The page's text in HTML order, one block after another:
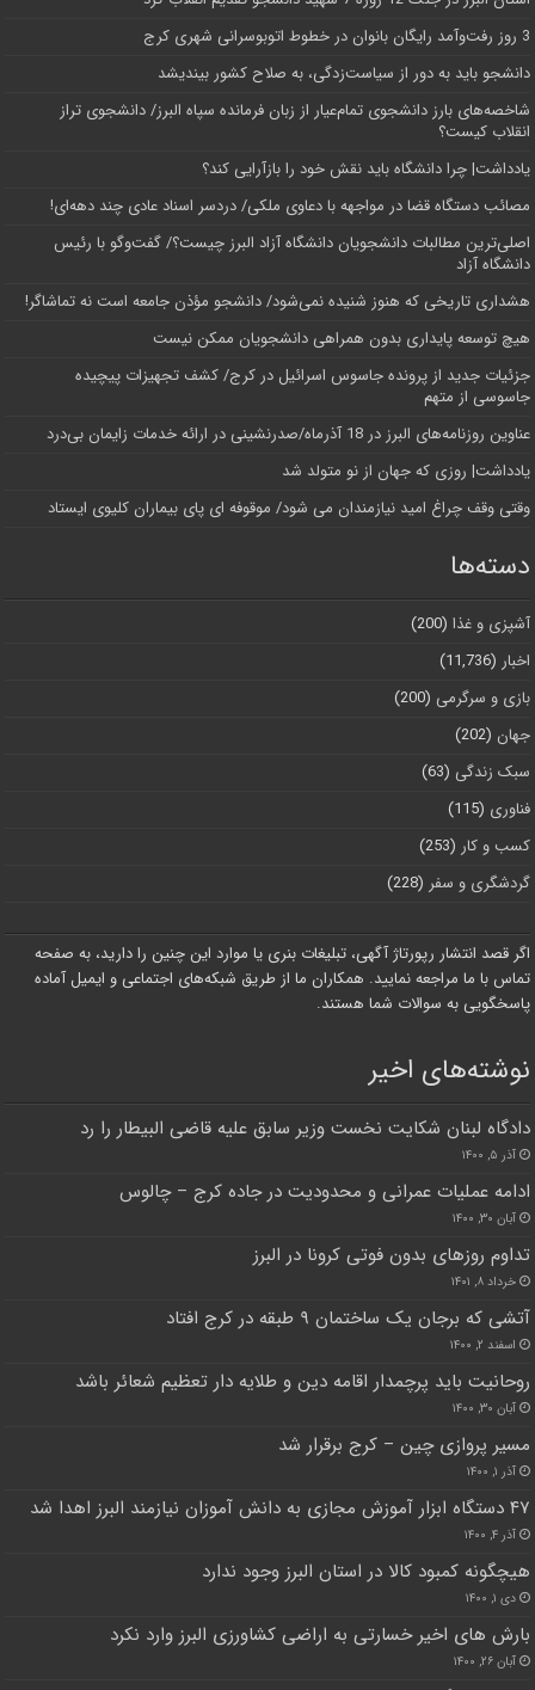
3 روز رفت‌وآمد رایگان بانوان در خطوط اتوبوسرانی شهری کرج
دانشجو باید به دور از سیاست‌زدگی، به صلاح کشور بیندیشد
شاخصه‌های بارز دانشجوی تمام‌عیار از زبان فرمانده سپاه البرز/ دانشجوی تراز
انقلاب کیست؟
یادداشت| چرا دانشگاه باید نقش خود را بازآرایی کند؟
مصائب دستگاه قضا در مواجهه با دعاوی ملکی/ دردسر اسناد عادی چند‌ دهه‌ای!
اصلی‌ترین مطالبات دانشجویان دانشگاه آزاد البرز چیست؟/ گفت‌وگو با رئیس
دانشگاه آز‌اد
هشداری تاریخی که هنوز شنیده نمی‌شود/ دانشجو مؤذن جامعه است نه تماشاگر!
هیچ توسعه پایداری بدون همراهی دانشجویان ممکن نیست
جزئیات جدید از پرونده جاسوس اسرائیل در کرج/‌ کشف تجهیزات پیچیده
جاسوسی از متهم
عناوین روزنامه‌های البرز در ‌18 آذرماه/صدرنشینی در ارائه خدمات زایمان بی‌درد
یادداشت| روزی که جهان از نو متولد شد
وقتی وقف چراغ امید نیازمندان می شود/ موقوفه ای پای بیماران کلیوی ایستاد
دسته‌ها
آشپزی و غذا (200)
اخبار (11,736)
بازی و سرگرمی (200)
جهان (202)
سبک زندگی (63)
فناوری (115)
کسب و کار (253)
گردشگری و سفر (228)
اگر قصد انتشار رپورتاژ آگهی، تبلیغات بنری یا موارد این چنین را دارید، به صفحه
تماس با ما مراجعه نمایید. همکاران ما از طریق شبکه‌های اجتماعی و ایمیل آماده
پاسخگویی به سوالات شما هستند.
نوشته‌های اخیر
دادگاه لبنان شکایت نخست وزیر سابق علیه قاضی البیطار را رد
آذر ۵, ۱۴۰۰
ادامه عملیات عمرانی و محدودیت در جاده کرج – چالوس
آبان ۳۰, ۱۴۰۰
تداوم روزهای بدون فوتی کرونا در البرز
خرداد ۸, ۱۴۰۱
آتشی که برجان یک ساختمان ۹ طبقه در کرج افتاد
اسفند ۲, ۱۴۰۰
روحانیت باید پرچمدار اقامه دین و طلایه دار تعظیم شعائر باشد
آبان ۳۰, ۱۴۰۰
مسیر پروازی چین – کرج برقرار شد
آذر ۱, ۱۴۰۰
۴۷ دستگاه ابزار آموزش مجازی به دانش آموزان نیازمند البرز اهدا شد
آذر ۴, ۱۴۰۰
هیچگونه کمبود کالا در استان البرز وجود ندارد
دی ۱, ۱۴۰۰
بارش های اخیر خسارتی به اراضی کشاورزی البرز وارد نکرد
آبان ۲۶, ۱۴۰۰